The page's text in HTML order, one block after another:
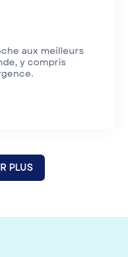
aux meilleurs
y compris
PLUS